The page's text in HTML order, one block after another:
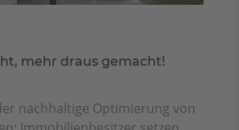
mehr draus gemacht!
nachhaltige Optimierung von